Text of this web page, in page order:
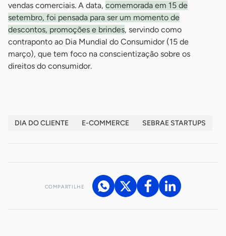
vendas comerciais. A data, comemorada em 15 de
setembro, foi pensada para ser um momento de
descontos, promoções e brindes, servindo como
contraponto ao Dia Mundial do Consumidor (15 de
março), que tem foco na conscientização sobre os
direitos do consumidor.
DIA DO CLIENTE E-COMMERCE SEBRAE STARTUPS
COMPARTILHE